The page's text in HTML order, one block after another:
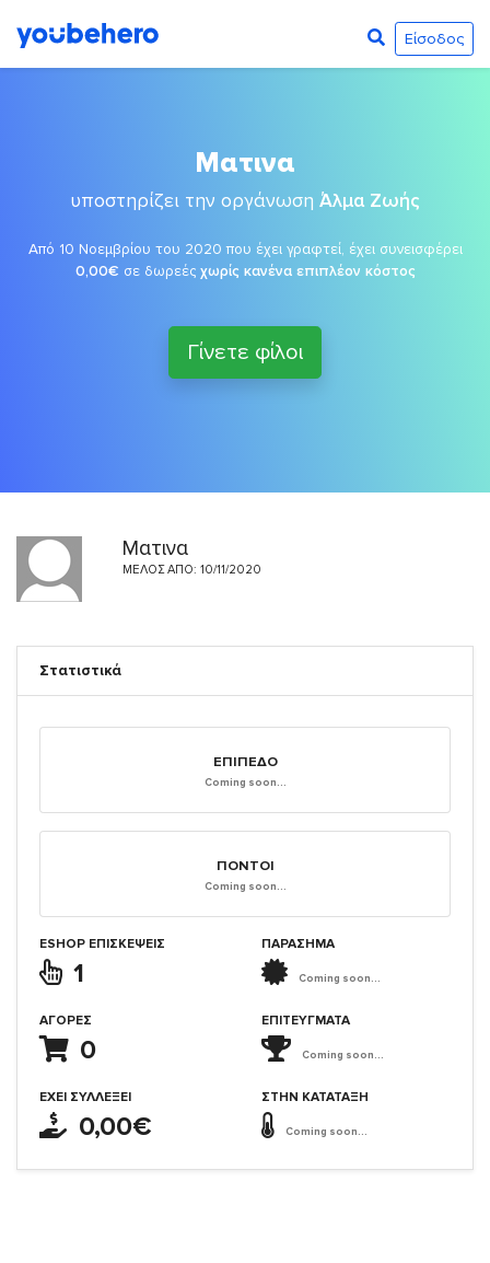
Είσοδος
Ματινα
υποστηρίζει την οργάνωση Άλμα Ζωής
Από 10 Νοεμβρίου του 2020 που έχει γραφτεί, έχει συνεισφέρει
0,00€ σε δωρεές χωρίς κανένα επιπλέον κόστος
Γίνετε φίλοι
Ματινα
ΜΈΛΟΣ ΑΠΌ: 10/11/2020
Στατιστικά
ΕΠΊΠΕΔΟ
Coming soon...
ΠΌΝΤΟΙ
Coming soon...
ESHOP ΕΠΙΣΚΈΨΕΙΣ
1
ΑΓΟΡΈΣ
0
ΈΧΕΙ ΣΥΛΛΈΞΕΙ
0,00€
ΠΑΡΑΣΗΜΑ
Coming soon...
ΕΠΙΤΕΎΓΜΑΤΑ
Coming soon...
ΣΤΗΝ ΚΑΤΆΤΑΞΗ
Coming soon...